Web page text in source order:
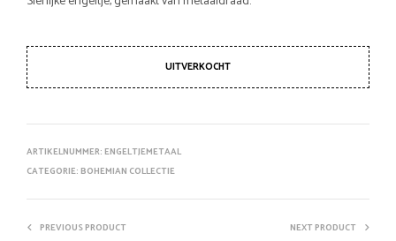
€4,95.€2,95.
UITVERKOCHT
ARTIKELNUMMER:ENGELTJEMETAAL
CATEGORIE:BOHEMIAN COLLECTIE
PREVIOUS PRODUCT NEXT PRODUCT